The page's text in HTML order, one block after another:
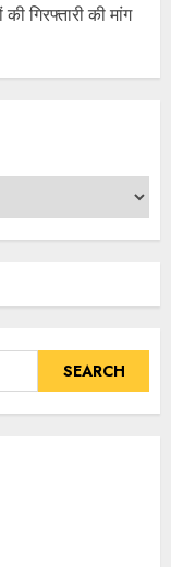
गिरफ्तारी की मांग